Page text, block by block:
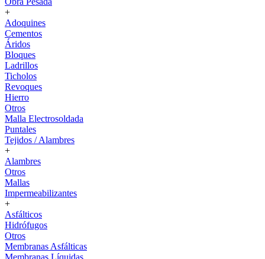
+
Adoquines
Cementos
Áridos
Bloques
Ladrillos
Ticholos
Revoques
Hierro
Otros
Malla Electrosoldada
Puntales
Tejidos / Alambres
+
Alambres
Otros
Mallas
Impermeabilizantes
+
Asfálticos
Hidrófugos
Otros
Membranas Asfálticas
Membranas Líquidas